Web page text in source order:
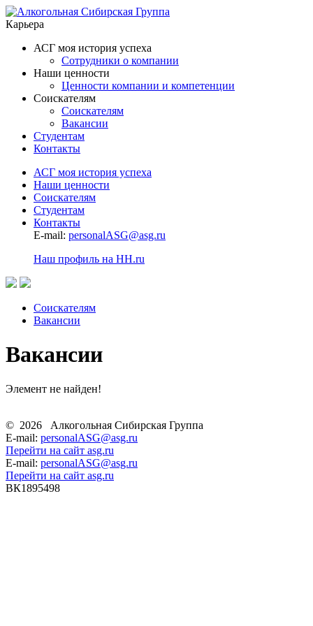
Карьера
АСГ моя история успеха
Сотрудники о компании
Наши ценности
Ценности компании и компетенции
Соискателям
Соискателям
Вакансии
Студентам
Контакты
АСГ моя история успеха
Наши ценности
Соискателям
Студентам
Контакты
E-mail: personalASG@asg.ru
Наш профиль на HH.ru
Соискателям
Вакансии
Вакансии
Элемент не найден!
© 2026
Алкогольная Сибирская Группа
E-mail: personalASG@asg.ru
Перейти на сайт asg.ru
E-mail: personalASG@asg.ru
Перейти на сайт asg.ru
ВК1895498